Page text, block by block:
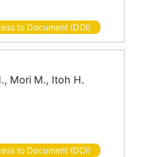
to Document (DOI)
Mori M., Itoh H.
to Document (DOI)